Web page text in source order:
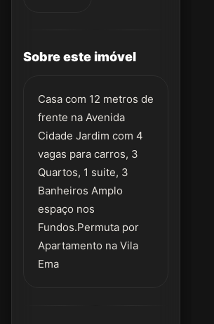
Sobre este imóvel
Casa com 12 metros de
frente na Avenida
Cidade Jardim com 4
vagas para carros, 3
Quartos, 1 suite, 3
Banheiros Amplo
espaço nos
Fundos.Permuta por
Apartamento na Vila
Ema